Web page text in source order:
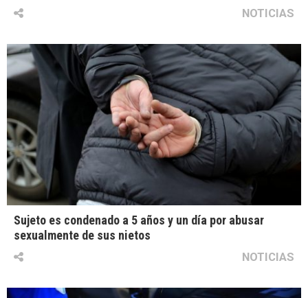
NOTICIAS
Sujeto es condenado a 5 años y un día por abusar
sexualmente de sus nietos
NOTICIAS